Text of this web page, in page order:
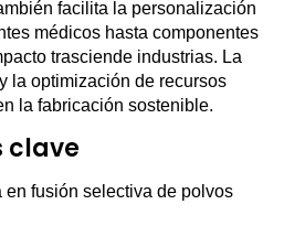
facilita la personalización
médicos hasta componentes
trasciende industrias. La
la optimización de recursos
la fabricación sostenible.
clave
en fusión selectiva de polvos